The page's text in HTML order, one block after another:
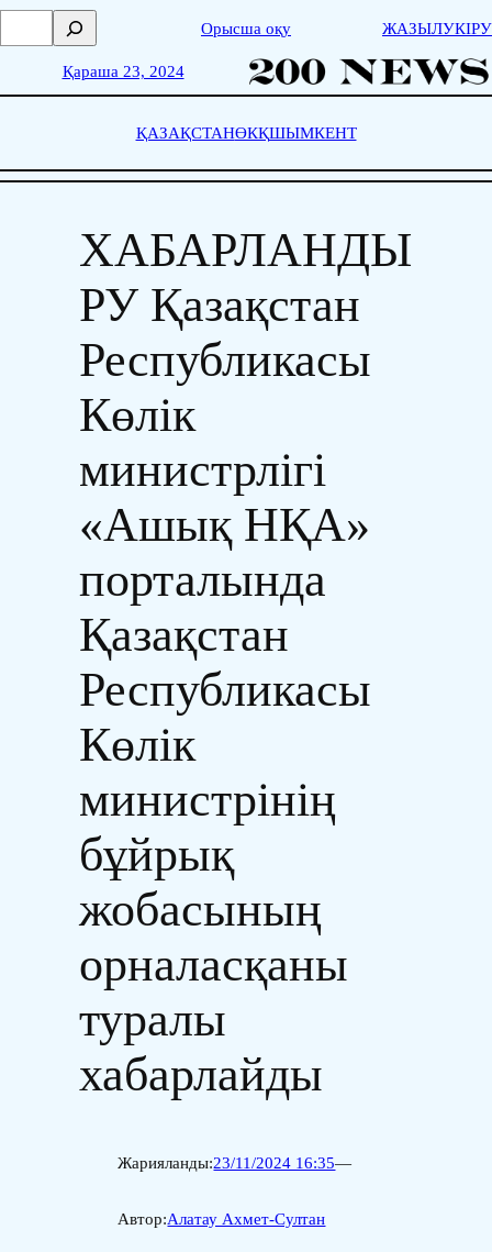
Skip
о
с
Орысша оқу ЖАЗЫЛУКІРУ
Қараша 23, 2024
ҚАЗАҚСТАНӨКҚШЫМКЕНТ
ХАБАРЛАНДЫ
РУ Қазақстан
Республикасы
Көлік
министрлігі
«Ашық НҚА»
порталында
Қазақстан
Республикасы
Көлік
министрінің
бұйрық
жобасының
орналасқаны
туралы
хабарлайды
Жарияланды:23/11/2024 16:35—
Автор:Алатау Ахмет-Султан